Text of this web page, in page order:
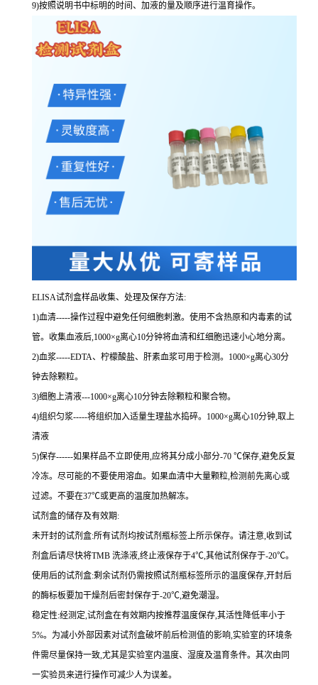
9)按照说明书中标明的时间、加液的量及顺序进行温育操作。
ELISA试剂盒样品收集、处理及保存方法:
1)血清-----操作过程中避免任何细胞刺激。使用不含热原和内毒素的试
管。收集血液后,1000×g离心10分钟将血清和红细胞迅速小心地分离。
2)血浆-----EDTA、柠檬酸盐、肝素血浆可用于检测。 1000×g离心30分
钟去除颗粒。
3)细胞上清液---1000×g离心10分钟去除颗粒和聚合物。
4)组织匀浆-----将组织加入适量生理盐水捣碎。 1000×g离心10分钟,取上
清液
5)保存------如果样品不立即使用,应将其分成小部分-70 ℃保存,避免反复
冷冻。尽可能的不要使用溶血。如果血清中大量颗粒,检测前先离心或
过滤。不要在37℃或更高的温度加热解冻。
试剂盒的储存及有效期:
未开封的试剂盒:所有试剂均按试剂瓶标签上所示保存。请注意,收到试
剂盒后请尽快将TMB 洗涤液,终止液保存于4℃,其他试剂保存于-20℃。
使用后的试剂盒:剩余试剂仍需按照试剂瓶标签所示的温度保存,开封后
的酶标板要加干燥剂后密封保存于-20℃,避免潮湿。
稳定性:经测定,试剂盒在有效期内按推荐温度保存,其活性降低率小于
5%。为减小外部因素对试剂盒破坏前后检测值的影响,实验室的环境条
件需尽量保持一致,尤其是实验室内温度、湿度及温育条件。其次由同
一实验员来进行操作可减少人为误差。